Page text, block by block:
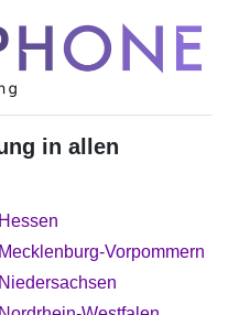
in allen
Hessen
Mecklenburg-Vorpommern
Niedersachsen